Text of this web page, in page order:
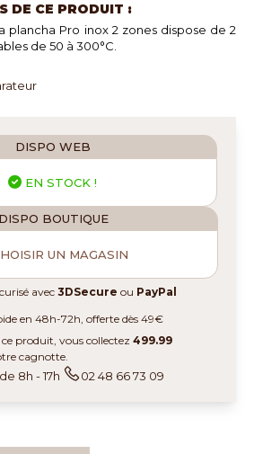
DE CE PRODUIT :
plancha Pro inox 2 zones dispose de 2
de 50 à 300°C.
DISPO WEB
EN STOCK !
DISPO BOUTIQUE
UN MAGASIN
avec3DSecure ou PayPal
en 48h-72h, offerte dès 49€
produit, vous collectez499.99
cagnotte.
8h - 17h 02 48 66 73 09